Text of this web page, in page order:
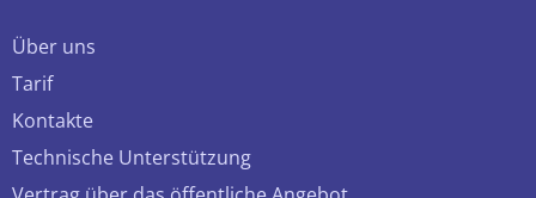
Über uns
Tarif
Kontakte
Technische Unterstützung